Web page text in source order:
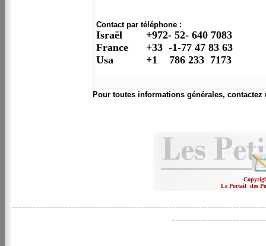
Contact par téléphone :
Israël +972- 52- 640 7083
France +33 -1-77 47 83 63
Usa +1 786 233 7173
Pour toutes informations générales, contactez
Le Portail des